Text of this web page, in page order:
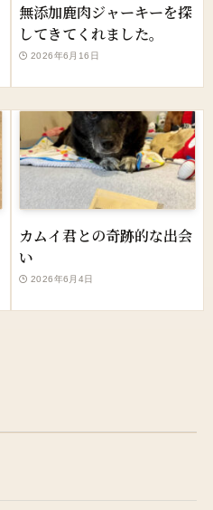
無添加鹿肉ジャーキーを探
してきてくれました。
2026年6月16日
カムイ君との奇跡的な出会
い
2026年6月4日